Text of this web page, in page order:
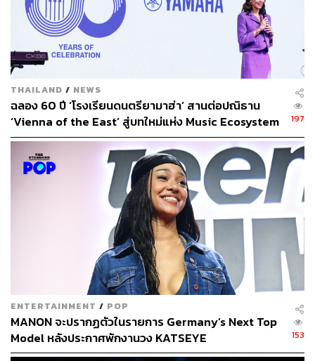
“สิ่งที่เกิดขึ้นในโปรเจกต์นี้ก็คือทุกคนไม่ได้มาแค่แข่งขันกัน
แต่มาประชันพัฒนาการ มาวัดกันว่าวงของเราพัฒนาเท่านี้ดี
พอหรือเปล่า ถ้าไม่ดีก็แก้ไข อย่างน้อยทุกวงที่เดินมาในแคมป์
ของเราตั้งแต่วันแรกจนวันสุดท้าย ต้องมองเห็นว่าเขามี
พัฒนาการที่ดีขึ้น”
THAILAND / NEWS
ฉลอง 60 ปี ‘โรงเรียนดนตรียามาฮ่า’ สานต่อปณิธาน
‘Vienna of the East’ สู่บทใหม่แห่ง Music Ecosystem
ระดับอาเซียน [Advertorial]
197
ENTERTAINMENT / POP
MANON จะปรากฏตัวในรายการ Germany’s Next Top
Model หลังประกาศพักงานวง KATSEYE
153